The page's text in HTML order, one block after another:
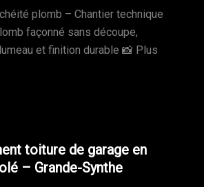
plomb – Chantier technique
façonné sans découpe,
et finition durable 📸 Plus
toiture de garage en
– Grande-Synthe